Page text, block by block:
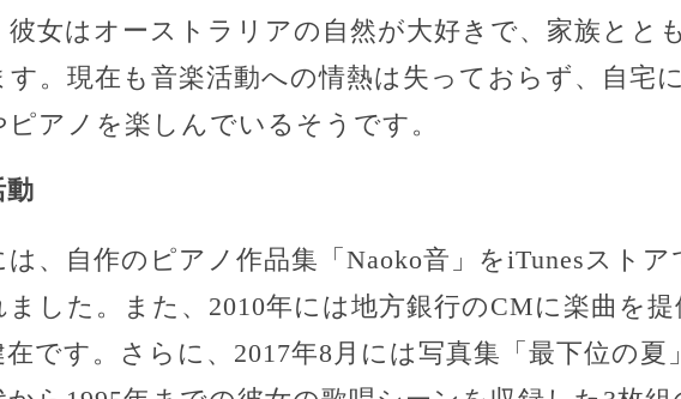
彼女はオーストラリアの自然が大好きで、家族とと
す。現在も音楽活動への情熱は失っておらず、自宅
ピアノを楽しんでいるそうです。
動
は、自作のピアノ作品集「Naoko音」をiTunesスト
ました。また、2010年には地方銀行のCMに楽曲を
です。さらに、2017年8月には写真集「最下位の夏